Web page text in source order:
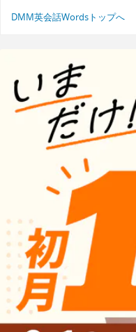
DMM英会話Wordsトップへ